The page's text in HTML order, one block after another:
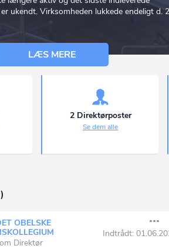
ukendt. Virksomheden lukkede endeligt d.
LÆS MERE
2 Direktørposter
Se dem alle
OBELSKE
Direktør
Indtrådt: